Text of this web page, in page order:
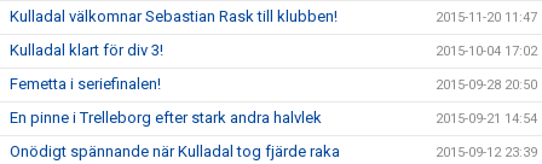
Kulladal välkomnar Sebastian Rask till klubben! 2015-11-20 11:47
Kulladal klart för div 3! 2015-10-04 17:02
Femetta i seriefinalen! 2015-09-28 20:50
En pinne i Trelleborg efter stark andra halvlek 2015-09-21 14:54
Onödigt spännande när Kulladal tog fjärde raka 2015-09-12 23:39